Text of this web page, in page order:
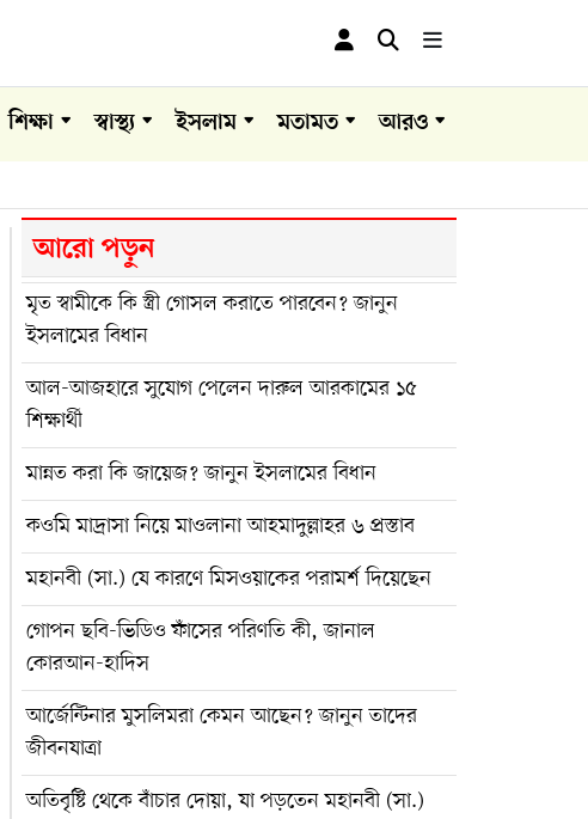
শিক্ষা স্বাস্থ্য ইসলাম মতামত আরও
আরো পড়ুন
মৃত স্বামীকে কি স্ত্রী গোসল করাতে পারবেন? জানুন
ইসলামের বিধান
আল-আজহারে সুযোগ পেলেন দারুল আরকামের ১৫
শিক্ষার্থী
মান্নত করা কি জায়েজ? জানুন ইসলামের বিধান
কওমি মাদ্রাসা নিয়ে মাওলানা আহমাদুল্লাহর ৬ প্রস্তাব
মহানবী (সা.) যে কারণে মিসওয়াকের পরামর্শ দিয়েছেন
গোপন ছবি-ভিডিও ফাঁসের পরিণতি কী, জানাল
কোরআন-হাদিস
আর্জেন্টিনার মুসলিমরা কেমন আছেন? জানুন তাদের
জীবনযাত্রা
অতিবৃষ্টি থেকে বাঁচার দোয়া, যা পড়তেন মহানবী (সা.)